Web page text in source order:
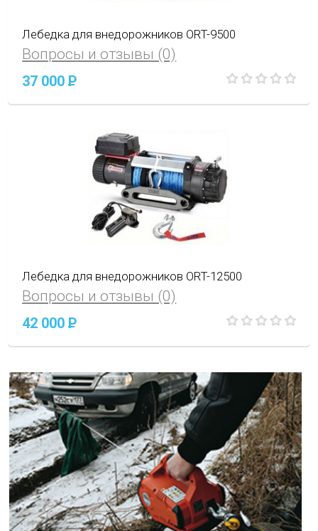
Лебедка для внедорожников ORT-9500
Вопросы и отзывы (0)
37 000P
Лебедка для внедорожников ORT-12500
Вопросы и отзывы (0)
42 000P